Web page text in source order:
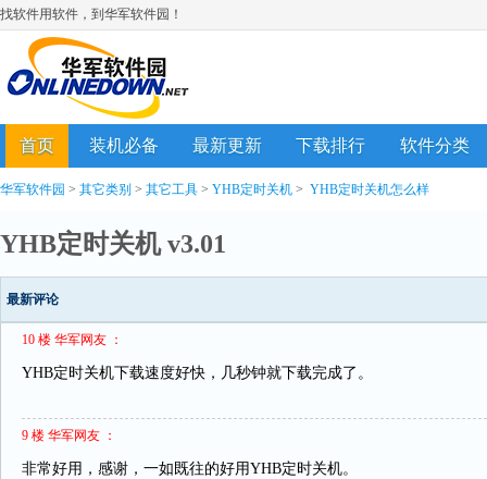
找软件用软件，到华军软件园！
首页 装机必备 最新更新 下载排行 软件分类
华军软件园 > 其它类别 > 其它工具 > YHB定时关机 > YHB定时关机怎么样
YHB定时关机 v3.01
最新评论
10 楼 华军网友 ：
YHB定时关机下载速度好快，几秒钟就下载完成了。
9 楼 华军网友 ：
非常好用，感谢，一如既往的好用YHB定时关机。